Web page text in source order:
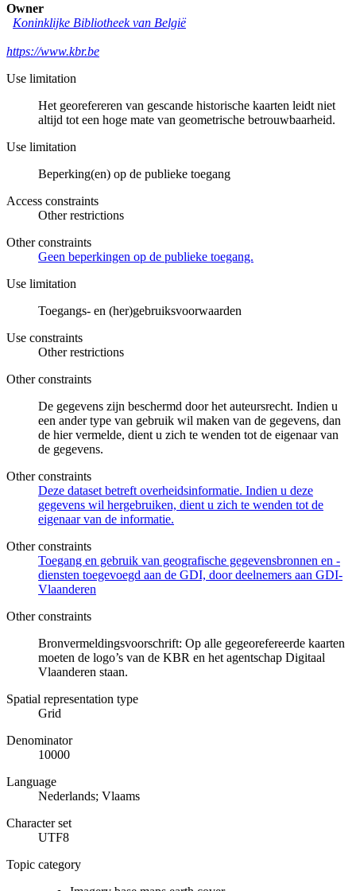
Owner
Koninklijke Bibliotheek van België
https://www.kbr.be
Use limitation
Het georefereren van gescande historische kaarten leidt niet
altijd tot een hoge mate van geometrische betrouwbaarheid.
Use limitation
Beperking(en) op de publieke toegang
Access constraints
Other restrictions
Other constraints
Geen beperkingen op de publieke toegang.
Use limitation
Toegangs- en (her)gebruiksvoorwaarden
Use constraints
Other restrictions
Other constraints
De gegevens zijn beschermd door het auteursrecht. Indien u
een ander type van gebruik wil maken van de gegevens, dan
de hier vermelde, dient u zich te wenden tot de eigenaar van
de gegevens.
Other constraints
Deze dataset betreft overheidsinformatie. Indien u deze
gegevens wil hergebruiken, dient u zich te wenden tot de
eigenaar van de informatie.
Other constraints
Toegang en gebruik van geografische gegevensbronnen en -
diensten toegevoegd aan de GDI, door deelnemers aan GDI-
Vlaanderen
Other constraints
Bronvermeldingsvoorschrift: Op alle gegeorefereerde kaarten
moeten de logo’s van de KBR en het agentschap Digitaal
Vlaanderen staan.
Spatial representation type
Grid
Denominator
10000
Language
Nederlands; Vlaams
Character set
UTF8
Topic category